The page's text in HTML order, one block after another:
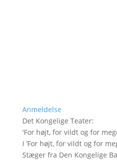
Anmeldelse
Det Kongelige Teater:
'For højt, for vildt og for
I ’For højt, for vildt og for
Stæger fra Den Kongelige